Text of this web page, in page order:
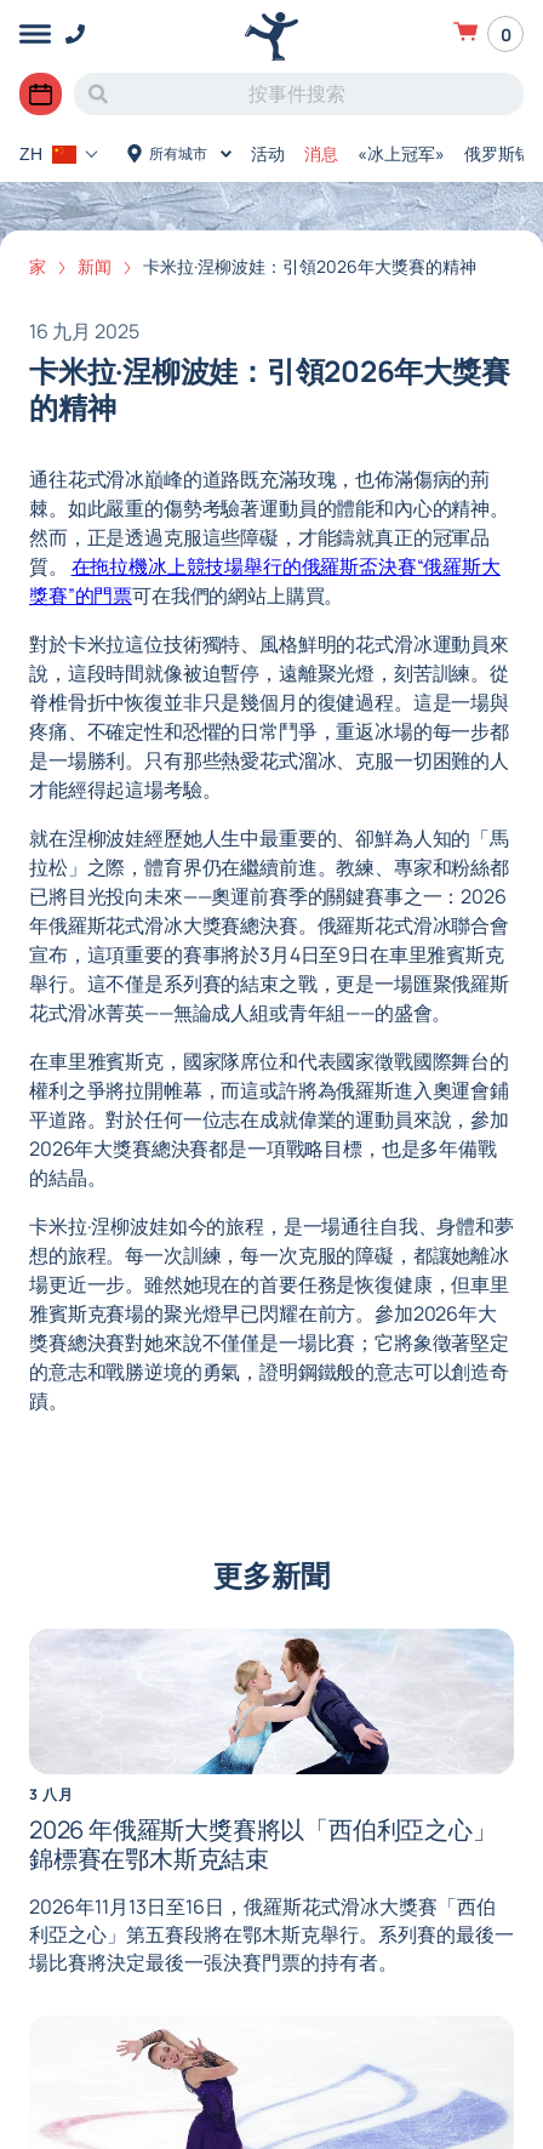
0
所有城市 活动 消息 «冰上冠军» 俄罗斯锦
ZH
家 新闻 卡米拉·涅柳波娃：引領2026年大獎賽的精神
16 九月 2025
卡米拉·涅柳波娃：引領2026年大獎賽
的精神
通往花式滑冰巔峰的道路既充滿玫瑰，也佈滿傷病的荊
棘。如此嚴重的傷勢考驗著運動員的體能和內心的精神。
然而，正是透過克服這些障礙，才能鑄就真正的冠軍品
質。 在拖拉機冰上競技場舉行的俄羅斯盃決賽“俄羅斯大
獎賽”的門票可在我們的網站上購買。
對於卡米拉這位技術獨特、風格鮮明的花式滑冰運動員來
說，這段時間就像被迫暫停，遠離聚光燈，刻苦訓練。從
脊椎骨折中恢復並非只是幾個月的復健過程。這是一場與
疼痛、不確定性和恐懼的日常鬥爭，重返冰場的每一步都
是一場勝利。只有那些熱愛花式溜冰、克服一切困難的人
才能經得起這場考驗。
就在涅柳波娃經歷她人生中最重要的、卻鮮為人知的「馬
拉松」之際，體育界仍在繼續前進。教練、專家和粉絲都
已將目光投向未來——奧運前賽季的關鍵賽事之一：2026
年俄羅斯花式滑冰大獎賽總決賽。俄羅斯花式滑冰聯合會
宣布，這項重要的賽事將於3月4日至9日在車里雅賓斯克
舉行。這不僅是系列賽的結束之戰，更是一場匯聚俄羅斯
花式滑冰菁英——無論成人組或青年組——的盛會。
在車里雅賓斯克，國家隊席位和代表國家徵戰國際舞台的
權利之爭將拉開帷幕，而這或許將為俄羅斯進入奧運會鋪
平道路。對於任何一位志在成就偉業的運動員來說，參加
2026年大獎賽總決賽都是一項戰略目標，也是多年備戰
的結晶。
卡米拉·涅柳波娃如今的旅程，是一場通往自我、身體和夢
想的旅程。每一次訓練，每一次克服的障礙，都讓她離冰
場更近一步。雖然她現在的首要任務是恢復健康，但車里
雅賓斯克賽場的聚光燈早已閃耀在前方。參加2026年大
獎賽總決賽對她來說不僅僅是一場比賽；它將象徵著堅定
的意志和戰勝逆境的勇氣，證明鋼鐵般的意志可以創造奇
蹟。
更多新聞
3 八月
2026 年俄羅斯大獎賽將以「西伯利亞之心」
錦標賽在鄂木斯克結束
2026年11月13日至16日，俄羅斯花式滑冰大獎賽「西伯
利亞之心」第五賽段將在鄂木斯克舉行。系列賽的最後一
場比賽將決定最後一張決賽門票的持有者。